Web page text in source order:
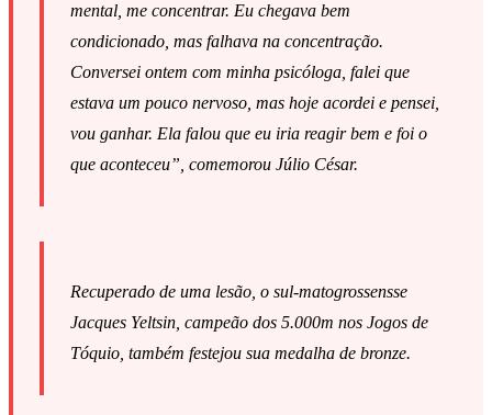
mental, me concentrar. Eu chegava bem
condicionado, mas falhava na concentração.
Conversei ontem com minha psicóloga, falei que
estava um pouco nervoso, mas hoje acordei e pensei,
vou ganhar. Ela falou que eu iria reagir bem e foi o
que aconteceu”, comemorou Júlio César.
Recuperado de uma lesão, o sul-matogrossensse
Jacques Yeltsin, campeão dos 5.000m nos Jogos de
Tóquio, também festejou sua medalha de bronze.